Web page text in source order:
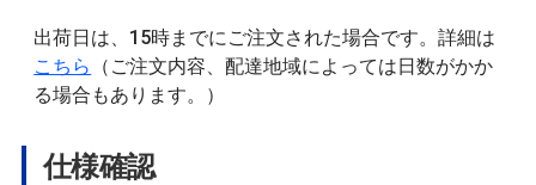
出荷日は、15時までにご注文された場合です。詳細は
こちら
（ご注文内容、配達地域によっては日数がかか
る場合もあります。）
仕様確認